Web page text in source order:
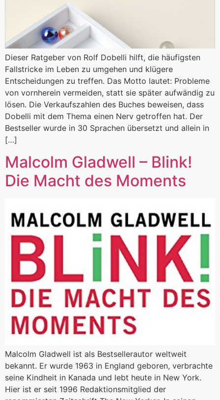
Dieser Ratgeber von Rolf Dobelli hilft, die häufigsten
Fallstricke im Leben zu umgehen und klügere
Entscheidungen zu treffen. Das Motto lautet: Probleme
von vornherein vermeiden, statt sie später aufwändig zu
lösen. Die Verkaufszahlen des Buches beweisen, dass
Dobelli mit dem Thema einen Nerv getroffen hat. Der
Bestseller wurde in 30 Sprachen übersetzt und allein in
[…]
Malcolm Gladwell – Blink!
Die Macht des Moments
Malcolm Gladwell ist als Bestsellerautor weltweit
bekannt. Er wurde 1963 in England geboren, verbrachte
seine Kindheit in Kanada und lebt heute in New York.
Hier ist er seit 1996 Redaktionsmitglied der